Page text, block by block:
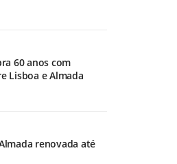
60 anos com
Lisboa e Almada
renovada até